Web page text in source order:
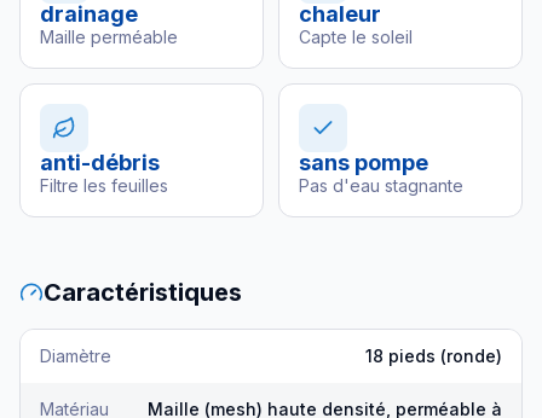
drainage
Maille perméable
chaleur
Capte le soleil
anti-débris
Filtre les feuilles
sans pompe
Pas d'eau stagnante
Caractéristiques
Diamètre 18 pieds (ronde)
Matériau
Maille (mesh) haute densité, perméable à